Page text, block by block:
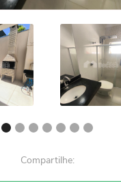
Compartilhe: